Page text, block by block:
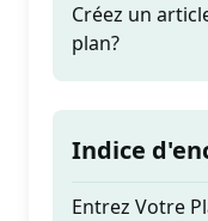
Créez un
plan?
Indice
Entrez Votre